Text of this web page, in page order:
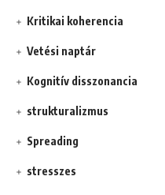
Kritikai koherencia
Vetési naptár
Kognitív disszonancia
strukturalizmus
Spreading
stresszes